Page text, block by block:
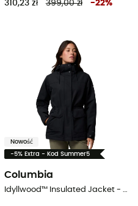
310,23 zł 399,00 zł -22%
Nowość
-5% Extra - Kod Summer5
Columbia
Idyllwood™ Insulated Jacket - Płaszcz damski